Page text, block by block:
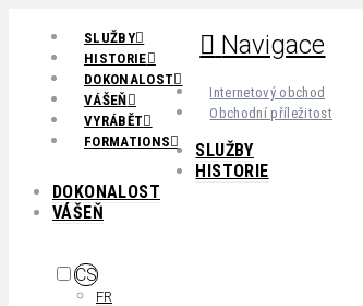
Navigace
SLUŽBY
HISTORIE
DOKONALOST
VÁŠEŇ
VYRÁBĚT
FORMATIONS
Internetový obchod
Obchodní příležitost
CS
FR
SLUŽBY
HISTORIE
DOKONALOST
VÁŠEŇ